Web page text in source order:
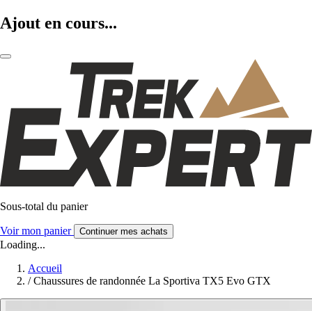
Ajout en cours...
Sous-total du panier
Voir mon panier Continuer mes achats
Loading...
Accueil
/ Chaussures de randonnée La Sportiva TX5 Evo GTX